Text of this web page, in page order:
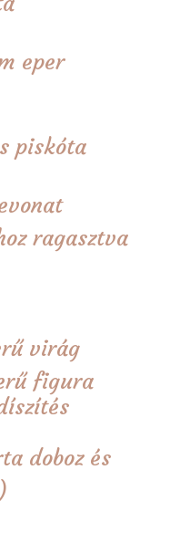
eper
piskóta
ragasztva
virág
figura
doboz és